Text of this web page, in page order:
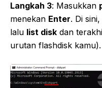
Langkah 3: Masukkan
menekan Enter. Di
lalu list disk dan
urutan flashdisk kamu).